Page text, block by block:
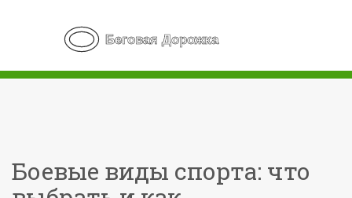
Боевые виды спорта: что